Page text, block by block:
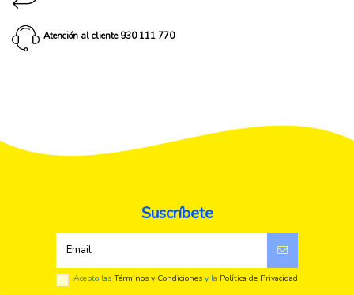
Atención al cliente 930 111 770
Suscríbete
Acepto lasTérminos y Condiciones y la Política de Privacidad